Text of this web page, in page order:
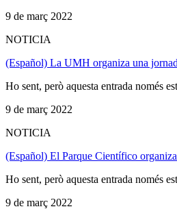
9 de març 2022
NOTICIA
(Español) La UMH organiza una
Ho sent, però aquesta entrada només
9 de març 2022
NOTICIA
(Español) El Parque Científico
Ho sent, però aquesta entrada només
9 de març 2022